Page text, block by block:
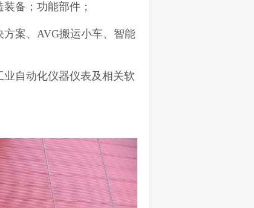
备；功能部件；
案、AVG搬运小车、智能
自动化仪器仪表及相关软